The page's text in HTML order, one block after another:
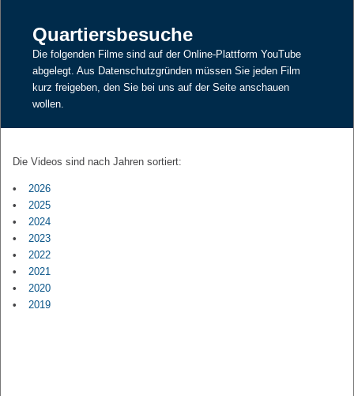
Quartiersbesuche
Die folgenden Filme sind auf der Online-Plattform YouTube
abgelegt. Aus Datenschutzgründen müssen Sie jeden Film
kurz freigeben, den Sie bei uns auf der Seite anschauen
wollen.
Die Videos sind nach Jahren sortiert:
2026
2025
2024
2023
2022
2021
2020
2019